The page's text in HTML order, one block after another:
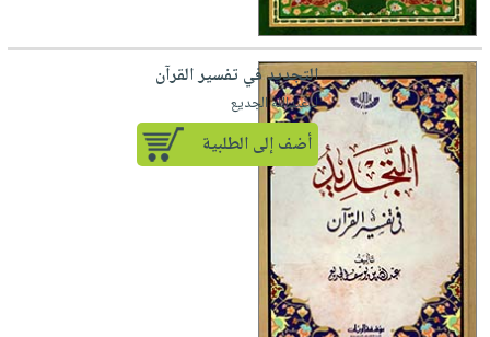
التجديد في تفسير القرآن
لـ عبدالله الجديع
أضف إلى الطلبية